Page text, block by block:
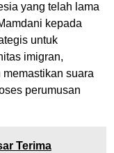
yang telah lama
kepada
untuk
imigran,
suara
perumusan
Terima